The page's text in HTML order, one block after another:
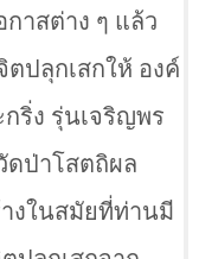
าสต่าง ๆ แล้ว
ปลุกเสกให้ องค์
ริ่ง รุ่นเจริญพร
ป่าโสตถิผล
งในสมัยที่ท่านมี